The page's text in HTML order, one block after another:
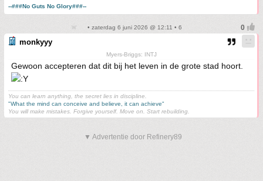
--###No Guts No Glory###--
• zaterdag 6 juni 2026 @ 12:11 • 6
monkyyy
Myers-Briggs: INTJ
Gewoon accepteren dat dit bij het leven in de grote stad hoort.
You can learn anything, the secret lies in discipline.
"What the mind can conceive and believe, it can achieve"
You will make mistakes. Forgive yourself. Move on. Start rebuilding.
▼ Advertentie door Refinery89